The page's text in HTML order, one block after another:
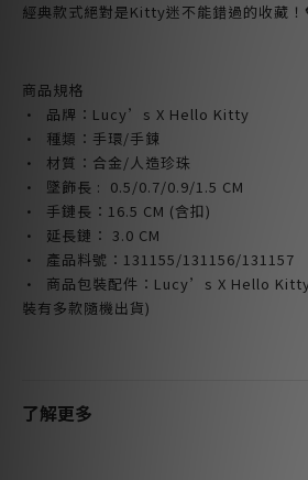
經典款式絕對是Kitty迷不能錯過的收藏！
商品規格
· 品牌： Lucy’s X Hello Kitty
· 種類：手環/手鍊
· 材質：合金/人造珍珠
· 墜飾長 : 0.5/0.7/0.9/1.5 CM
· 手鏈長：16.5 CM (含扣)
· 延長鏈： 3.0 CM
· 產品料號： 131155/131156/131157
· 商品包裝配件：Lucy’s X Hello
裝有多款隨機出貨)
了解更多